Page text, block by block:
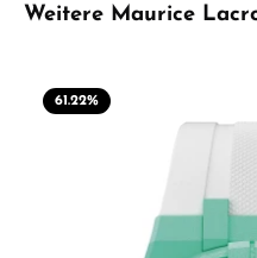
Produktgalerie überspringen
Weitere Maurice
61.22%